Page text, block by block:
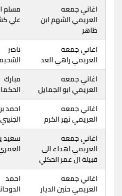
اغاني جمعه
العريمي الشهم ابن
ظاهر
مسلم
علي
اغاني جمعه
العريمي راهي العد
ناصر
اغاني جمعه
العريمي ابو الجمايل
مبارك
اغاني جمعه
العريمي نهر الكرم
احمد
الجنيبي
اغاني جمعه
العريمي اهداء الى
قبيلة ال عمر الحكلي
سعيد
اغاني جمعه
العريمي حنين الديار
احمد